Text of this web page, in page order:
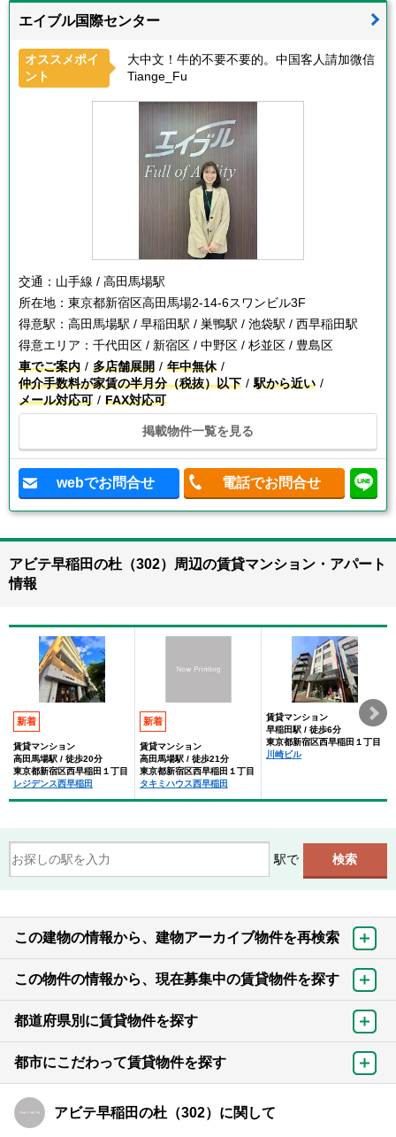
エイブル国際センター
オススメポイ
ント
大中文！牛的不要不要的。中国客人請加微信
Tiange_Fu
交通： 山手線 / 高田馬場駅
所在地： 東京都新宿区高田馬場2-14-6スワンビル3F
得意駅： 高田馬場駅 / 早稲田駅 / 巣鴨駅 / 池袋駅 / 西早稲田駅
得意エリア： 千代田区 / 新宿区 / 中野区 / 杉並区 / 豊島区
車でご案内
多店舗展開
年中無休
仲介手数料が家賃の半月分（税抜）以下
駅から近い
メール対応可
FAX対応可
掲載物件一覧を見る
webでお問合せ 電話でお問合せ
アビテ早稲田の杜（302）周辺の賃貸マンション・アパート
情報
新着
賃貸マンション
高田馬場駅 / 徒歩20分
東京都新宿区西早稲田１丁目
レジデンス西早稲田
新着
賃貸マンション
高田馬場駅 / 徒歩21分
東京都新宿区西早稲田１丁目
タキミハウス西早稲田
賃貸マンション
早稲田駅 / 徒歩6分
東京都新宿区西早稲田１丁目
川崎ビル
駅で
この建物の情報から、建物アーカイブ物件を再検索
この物件の情報から、現在募集中の賃貸物件を探す
都道府県別に賃貸物件を探す
都市にこだわって賃貸物件を探す
アビテ早稲田の杜（302）に関して